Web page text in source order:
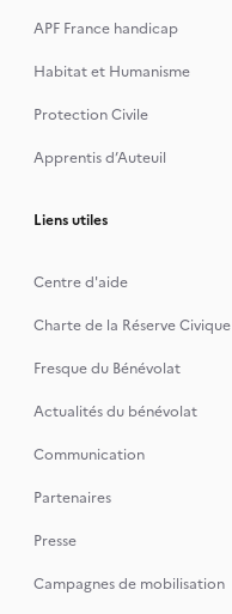
APF France handicap
Habitat et Humanisme
Protection Civile
Apprentis d’Auteuil
Liens utiles
Centre d'aide
Charte de la Réserve Civique
Fresque du Bénévolat
Actualités du bénévolat
Communication
Partenaires
Presse
Campagnes de mobilisation